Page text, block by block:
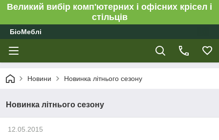
Великий вибір комп'ютерних і офісних крісел і
стільців
БіоМеблі
Новини Новинка літнього сезону
Новинка літнього сезону
12.05.2015